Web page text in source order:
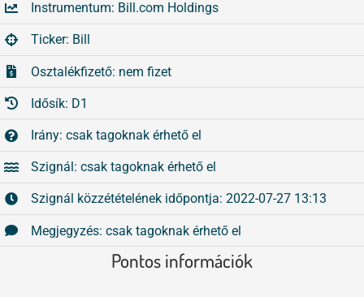
Tőzsdeklub
Adósegéd
Összes
Instrumentum: Bill.com Holdings
Ticker: Bill
Osztalékfizető: nem fizet
Idősík: D1
Irány: csak tagoknak érhető el
Szignál: csak tagoknak érhető el
Szignál közzétételének időpontja: 2022-07-27 13:13
Megjegyzés: csak tagoknak érhető el
Pontos információk